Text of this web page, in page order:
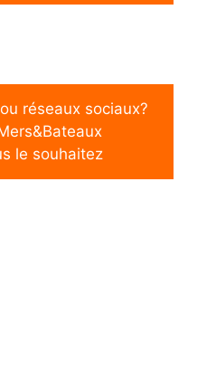
réseaux sociaux?
le souhaitez